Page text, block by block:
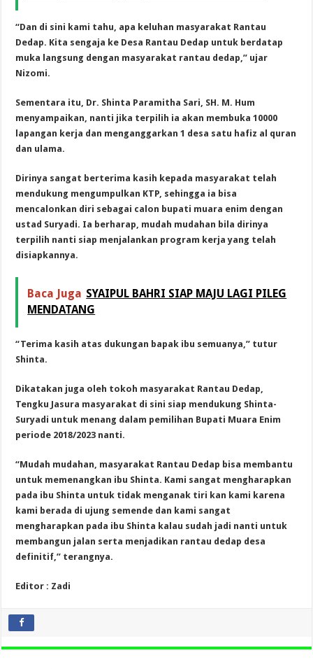
“Dan di sini kami tahu, apa keluhan masyarakat Rantau
Dedap. Kita sengaja ke Desa Rantau Dedap untuk berdatap
muka langsung dengan masyarakat rantau dedap,” ujar
Nizomi.
Sementara itu, Dr. Shinta Paramitha Sari, SH. M. Hum
menyampaikan, nanti jika terpilih ia akan membuka 10000
lapangan kerja dan menganggarkan 1 desa satu hafiz al quran
dan ulama.
Dirinya sangat berterima kasih kepada masyarakat telah
mendukung mengumpulkan KTP, sehingga ia bisa
mencalonkan diri sebagai calon bupati muara enim dengan
ustad Suryadi. Ia berharap, mudah mudahan bila dirinya
terpilih nanti siap menjalankan program kerja yang telah
disiapkannya.
Baca Juga SYAIPUL BAHRI SIAP MAJU LAGI PILEG
MENDATANG
“Terima kasih atas dukungan bapak ibu semuanya,” tutur
Shinta.
Dikatakan juga oleh tokoh masyarakat Rantau Dedap,
Tengku Jasura masyarakat di sini siap mendukung Shinta-
Suryadi untuk menang dalam pemilihan Bupati Muara Enim
periode 2018/2023 nanti.
“Mudah mudahan, masyarakat Rantau Dedap bisa membantu
untuk memenangkan ibu Shinta. Kami sangat mengharapkan
pada ibu Shinta untuk tidak menganak tiri kan kami karena
kami berada di ujung semende dan kami sangat
mengharapkan pada ibu Shinta kalau sudah jadi nanti untuk
membangun jalan serta menjadikan rantau dedap desa
definitif,” terangnya.
Editor : Zadi